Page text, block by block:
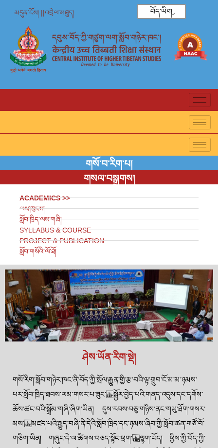
མདུན་ངོས། ||འབྲེལ་མཐུད། བོད་ཡིག
གསོ་བ་རིག་པ།
གསལ་བསྒྲགས།
ACADEMICS >>
ལས་ཁུངས།
སློབ་ཁྲིད་ལས་གཞི།
SYLLABUS & COURSE
PROJECT & PUBLICATION
སློབ་གསོའི་ལོ་ཐོ།
ཤེས་ཡོན་རིག་སྡེ།
གསོ་རིག་སློབ་གཉེར་ཁང་ནི་བོད་ཀྱི་སྲོལ་རྒྱུན་གྱི་རྩ་བའི་ལྟ་གྲུབ་ངོ་མ་མ་ཉམས་
པར་སློབ་ཁྲིད་ཐབས་ལམ་གསར་པ་ཟུང་ སྦྱོར་བྱེད་པའི་གནད་འདུས་དང་དགོས་
ཆོས་ཚང་བའི་སྒྲོམ་གཞི་ཞིག་ཡིན། དུས་རབས་བཅུ་གཉིས་ནང་གཡུ་ཐོག་གསར་
མས་ མཛད་པའི་རྒྱུད་བཞི་ནི་དེའི་སློབ་ཁྲིད་དང་ཉམས་ཞིབ་ཀྱི་སློབ་ཚན་གཙོ་བོ་
གཅིག་ཡིན། གཞུང་དེ་ལ་ཚིགས་བཅད་སྟོང་ཕྲག་ ལྷག་ཡོད། ཕྱིས་ཀྱི་བོད་ཀྱི་